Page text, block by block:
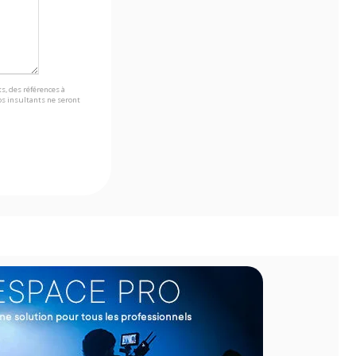
des références à
insultants ne seront